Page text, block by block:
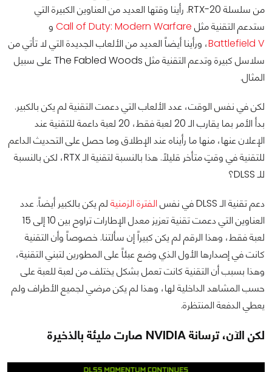
من سلسلة RTX-20. رأينا وقتها العديد من العناوين الكبيرة التي
ستدعم التقنية مثل Call of Duty: Modern Warfare و
Battlefield V، ورأينا أيضاً العديد من الألعاب الجديدة التي لا تأتي من
سلاسل كبيرة وتدعم التقنية مثل The Fabled Woods على سبيل
المثال.
لكن في نفس الوقت، عدد الألعاب التي دعمت التقنية لم يكن بالكبير.
بدأ الأمر بما يقارب الـ 20 لعبة فقط، 20 لعبة داعمة للتقنية عند
الإعلان عنها، منها ما رأيناه عند الإطلاق وما حصل على التحديث الداعم
للتقنية في وقتٍ متأخر قليلاً. هذا بالنسبة لتقنية الـ RTX، لكن بالنسبة
للـ DLSS؟
دعم تقنية الـ DLSS في نفس الفترة الزمنية لم يكن بالكبير أيضاً. عدد
العناوين التي دعمت تقنية تعزيز معدل الإطارات تراوح بين 10 إلى 15
لعبة فقط، وهذا الرقم لم يكن كبيراً إن سألتنا. خصوصاً وأن التقنية
كانت في إصدارها الأول الذي وضع عبئاً على المطورين لتبني التقنية،
وهذا بسبب أن التقنية كانت تعمل بشكل يختلف من لعبة للعبة على
حسب المشاهد الداخلية لها، وهذا لم يكن مرضي لجميع الأطراف ولم
يعطي الدفعة المنتظرة.
لكن الآن، ترسانة NVIDIA صارت مليئة بالذخيرة